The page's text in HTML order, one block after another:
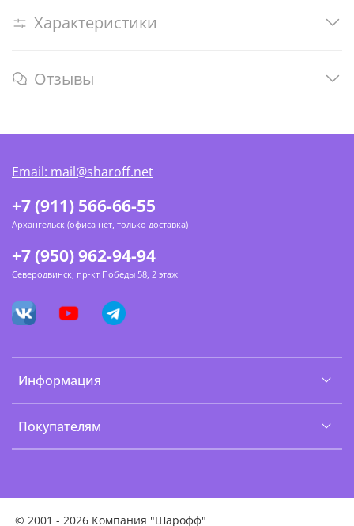
Характеристики
Отзывы
Информация
Покупателям
+7 (911) 566-66-55
Архангельск (офиса нет, только доставка)
+7 (950) 962-94-94
Северодвинск, пр-кт Победы 58, 2 этаж
Email: mail@sharoff.net
© 2001 - 2026 Компания "Шарофф"